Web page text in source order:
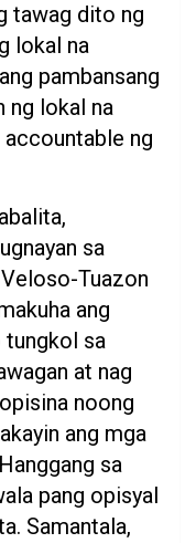
tawag dito ng
lokal na
pambansang
ng lokal na
accountable ng
sa
Tuazon
ang
tungkol sa
at nag
noong
ang mga
sa
pang opisyal
Samantala,